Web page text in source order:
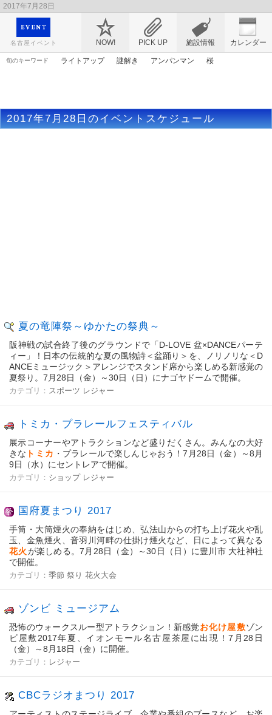
2017年7月28日
映画や音楽コンサート、レジャーやアート、テレビ、ショップ、出会い、転職まで名古
屋のイベント情報を幅広く掲載
名古屋イベント NOW! PICK UP カレンダー
施設情報
旬のキーワード ライトアップ 謎解き アンパンマン
桜
2017年7月28日のイベントスケジュール
夏の竜陣祭～ゆかたの祭典～
阪神戦の試合終了後のグラウンドで「D-LOVE 盆×DANCEパーテ
ィー」！日本の伝統的な夏の風物詩＜盆踊り＞を、ノリノリな＜D
ANCEミュージック＞アレンジでスタンド席から楽しめる新感覚の
夏祭り。7月28日（金）～30日（日）にナゴヤドームで開催。
カテゴリ： スポーツ レジャー
トミカ・プラレールフェスティバル
展示コーナーやアトラクションなど盛りだくさん。みんなの大好
きな トミカ ・プラレールで楽しんじゃおう！7月28日（金）～8月
9日（水）にセントレアで開催。
カテゴリ： ショップ レジャー
国府夏まつり 2017
手筒・大筒煙火の奉納をはじめ、弘法山からの打ち上げ花火や乱
玉、金魚煙火、音羽川河畔の仕掛け煙火など、日によって異なる
花火が楽しめる。7月28日（金）～30日（日）に豊川市 大社神社
で開催。
カテゴリ： 季節 祭り 花火大会
ゾンビ ミュージアム
恐怖のウォークスルー型アトラクション！新感覚お化け屋敷ゾン
ビ屋敷2017年夏、イオンモール名古屋茶屋に出現！7月28日
（金）～8月18日（金）に開催。
カテゴリ： レジャー
CBCラジオまつり 2017